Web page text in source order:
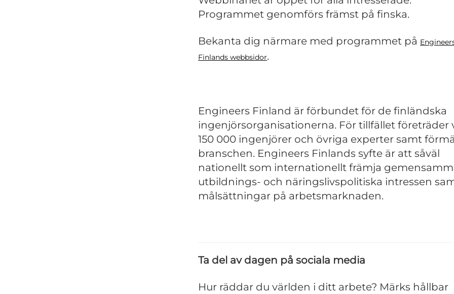
Programmet genomförs främst på finska.
Bekanta dig närmare med programmet på
Finlands webbsidor.
Engineers Finland är förbundet för de finländska
ingenjörsorganisationerna. För tillfället företräder
150 000 ingenjörer och övriga experter samt
branschen. Engineers Finlands syfte är att såväl
nationellt som internationellt främja
utbildnings- och näringslivspolitiska intressen
målsättningar på arbetsmarknaden.
Ta del av dagen på sociala media
Hur räddar du världen i ditt arbete? Märks hållbar